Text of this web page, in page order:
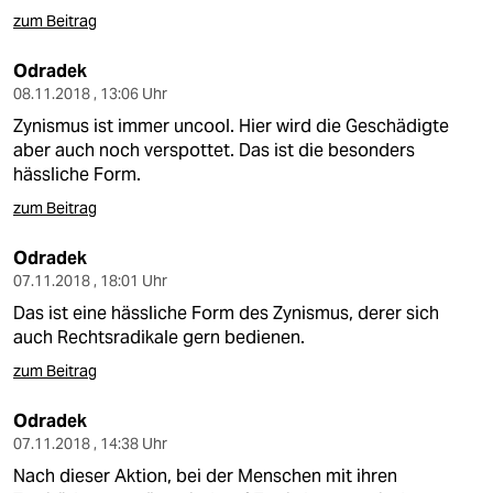
zum Beitrag
Odradek
08.11.2018 , 13:06 Uhr
Zynismus ist immer uncool. Hier wird die Geschädigte
aber auch noch verspottet. Das ist die besonders
hässliche Form.
zum Beitrag
Odradek
07.11.2018 , 18:01 Uhr
Das ist eine hässliche Form des Zynismus, derer sich
auch Rechtsradikale gern bedienen.
zum Beitrag
Odradek
07.11.2018 , 14:38 Uhr
Nach dieser Aktion, bei der Menschen mit ihren